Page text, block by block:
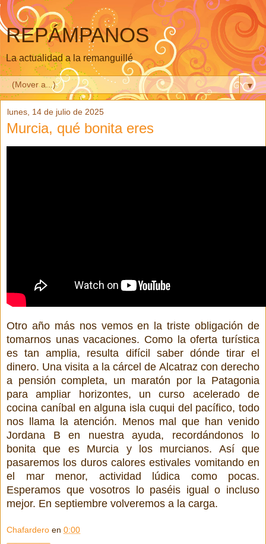
REPÁMPANOS
La actualidad a la remanguillé
▼
lunes, 14 de julio de 2025
Murcia, qué bonita eres
Otro año más nos vemos en la triste obligación de
tomarnos unas vacaciones. Como la oferta turística
es tan amplia, resulta difícil saber dónde tirar el
dinero. Una visita a la cárcel de Alcatraz con derecho
a pensión completa, un maratón por la Patagonia
para ampliar horizontes, un curso acelerado de
cocina caníbal en alguna isla cuqui del pacífico, todo
nos llama la atención. Menos mal que han venido
Jordana B en nuestra ayuda, recordándonos lo
bonita que es Murcia y los murcianos. Así que
pasaremos los duros calores estivales vomitando en
el mar menor, actividad lúdica como pocas.
Esperamos que vosotros lo paséis igual o incluso
mejor. En septiembre volveremos a la carga.
Chafardero en 0:00